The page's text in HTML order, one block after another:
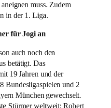
muss. Zudem
in der 1. Liga.
für Jogi an
auch noch den
betätigt. Das
19 Jahren und der
Bundesligaspielen und 2
München gewechselt.
Stürmer weltweit: Robert